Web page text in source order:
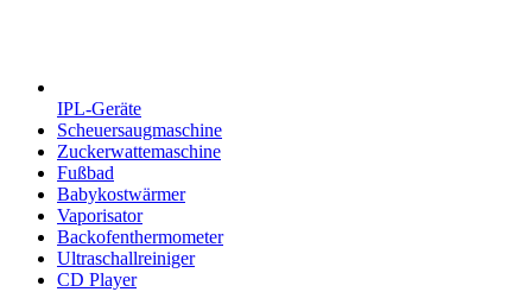
IPL-Geräte
Scheuersaugmaschine
Zuckerwattemaschine
Fußbad
Babykostwärmer
Vaporisator
Backofenthermometer
Ultraschallreiniger
CD Player